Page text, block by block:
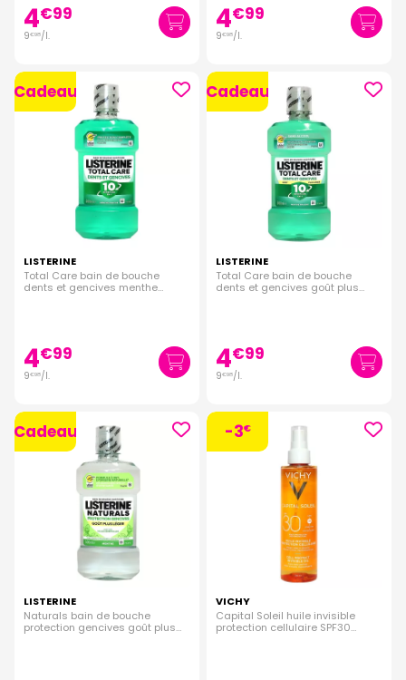
4€99
9€98/l. 4€99
9€98/l.
Cadeau
LISTERINE
Total Care bain de bouche
dents et gencives menthe
4€99
9€98/l.
Cadeau
LISTERINE
Total Care bain de bouche
dents et gencives goût plus
4€99
9€98/l.
Cadeau
LISTERINE
Naturals bain de bouche
protection gencives goût plus
-3€
VICHY
Capital Soleil huile invisible
protection cellulaire SPF30